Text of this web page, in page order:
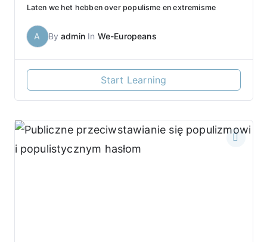
Laten we het hebben over populisme en extremisme
A ByadminIn We-Europeans
Start Learning